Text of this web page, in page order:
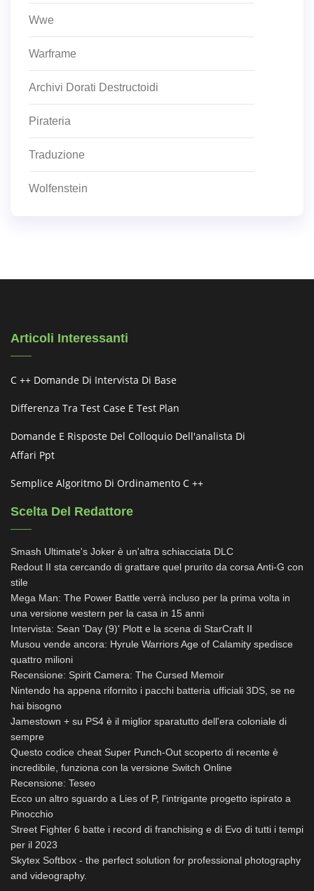
Wwe
Warframe
Archivi Dorati Destructoidi
Pirateria
Traduzione
Wolfenstein
Articoli Interessanti
C ++ Domande Di Intervista Di Base
Differenza Tra Test Case E Test Plan
Domande E Risposte Del Colloquio Dell'analista Di
Affari Ppt
Semplice Algoritmo Di Ordinamento C ++
Scelta Del Redattore
Smash Ultimate's Joker è un'altra schiacciata DLC
Redout II sta cercando di grattare quel prurito da corsa Anti-G con
stile
Mega Man: The Power Battle verrà incluso per la prima volta in
una versione western per la casa in 15 anni
Intervista: Sean 'Day (9)' Plott e la scena di StarCraft II
Musou vende ancora: Hyrule Warriors Age of Calamity spedisce
quattro milioni
Recensione: Spirit Camera: The Cursed Memoir
Nintendo ha appena rifornito i pacchi batteria ufficiali 3DS, se ne
hai bisogno
Jamestown + su PS4 è il miglior sparatutto dell'era coloniale di
sempre
Questo codice cheat Super Punch-Out scoperto di recente è
incredibile, funziona con la versione Switch Online
Recensione: Teseo
Ecco un altro sguardo a Lies of P, l'intrigante progetto ispirato a
Pinocchio
Street Fighter 6 batte i record di franchising e di Evo di tutti i tempi
per il 2023
Skytex Softbox - the perfect solution for professional photography
and videography.